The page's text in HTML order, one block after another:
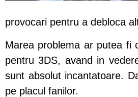
provocari pentru a debloca
Marea problema ar putea fi
pentru 3DS, avand in
sunt absolut incantatoare.
pe placul fanilor.